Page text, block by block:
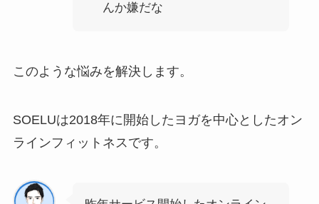
んか嫌だな
このような悩みを解決します。
SOELUは2018年に開始したヨガを中心としたオン
ラインフィットネス です。